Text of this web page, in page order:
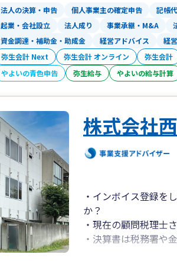
法人の決算・申告 個人事業主の確定申告 記帳
起業・会社設立
法人成り 事業承継・M&A
資金調達・補助金・助成金
経営アドバイス 経
弥生会計 Next 弥生会計 オンライン 弥生会計
やよいの青色申告
弥生給与 やよいの給与計算
株式会社
・インボイス登録を
か？
・現在の顧問税理士
・決算書は税務署や
弊社であればそのよ